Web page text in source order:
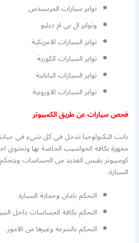
تواير سيارات المرسيدس
وتواير ال بي ام دبليو
تواير السيارات الامريكية
تواير السيارات الكورية
تواير السيارات اليابانية
تواير السيارات الاوروبية
فحص سيارات عن طريق الكمبيوتر
باتت التكنولوجيا تدخل في كل شيء في
مجهزة بكافة الحواسيب الخاصة بها وتحتوي
كومبيوتر يقيس العديد من الحساسات
السيارة:
التحكم بامان وحماية السيارة
التحكم بكافة الحساسات داخل
التحكم بالسرعة وغيرها من الامور.